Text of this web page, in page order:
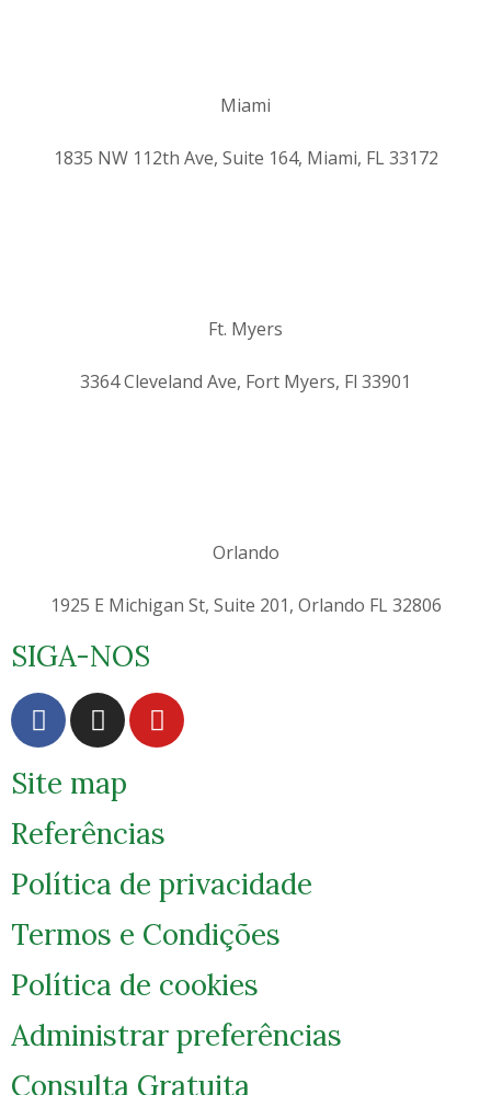
Miami
1835 NW 112th Ave, Suite 164, Miami, FL 33172
Ft. Myers
3364 Cleveland Ave, Fort Myers, Fl 33901
Orlando
1925 E Michigan St, Suite 201, Orlando FL 32806
SIGA-NOS
Site map
Referências
Política de privacidade
Termos e Condições
Política de cookies
Administrar preferências
Consulta Gratuita